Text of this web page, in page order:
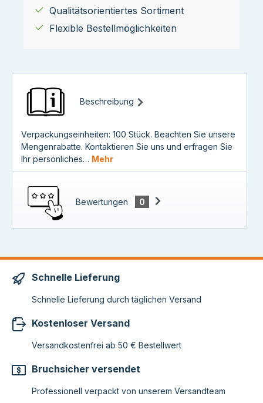
Qualitätsorientiertes Sortiment
Flexible Bestellmöglichkeiten
Beschreibung
Verpackungseinheiten: 100 Stück. Beachten Sie unsere
Mengenrabatte. Kontaktieren Sie uns und erfragen Sie
Ihr persönliches… Mehr
Bewertungen 0
Schnelle Lieferung
Schnelle Lieferung durch täglichen Versand
Kostenloser Versand
Versandkostenfrei ab 50 € Bestellwert
Bruchsicher versendet
Professionell verpackt von unserem Versandteam